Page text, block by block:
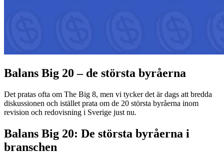
Balans Big 20 – de största byråerna
Det pratas ofta om The Big 8, men vi tycker det är dags att bredda
diskussionen och istället prata om de 20 största byråerna inom
revision och redovisning i Sverige just nu.
Balans Big 20: De största byråerna i
branschen